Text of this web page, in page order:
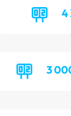
4
3